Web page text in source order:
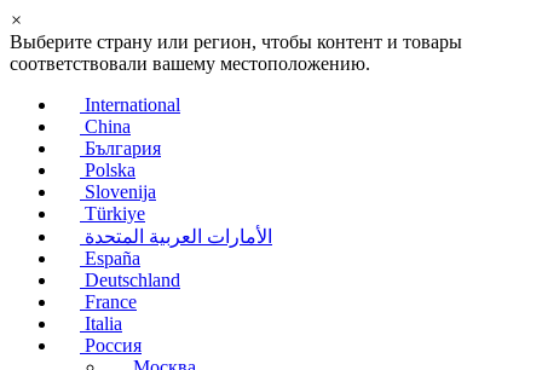
×
Выберите страну или регион, чтобы контент и товары
соответствовали вашему местоположению.
International
China
България
Polska
Slovenija
Türkiye
الأمارات العربية المتحدة
España
Deutschland
France
Italia
Россия